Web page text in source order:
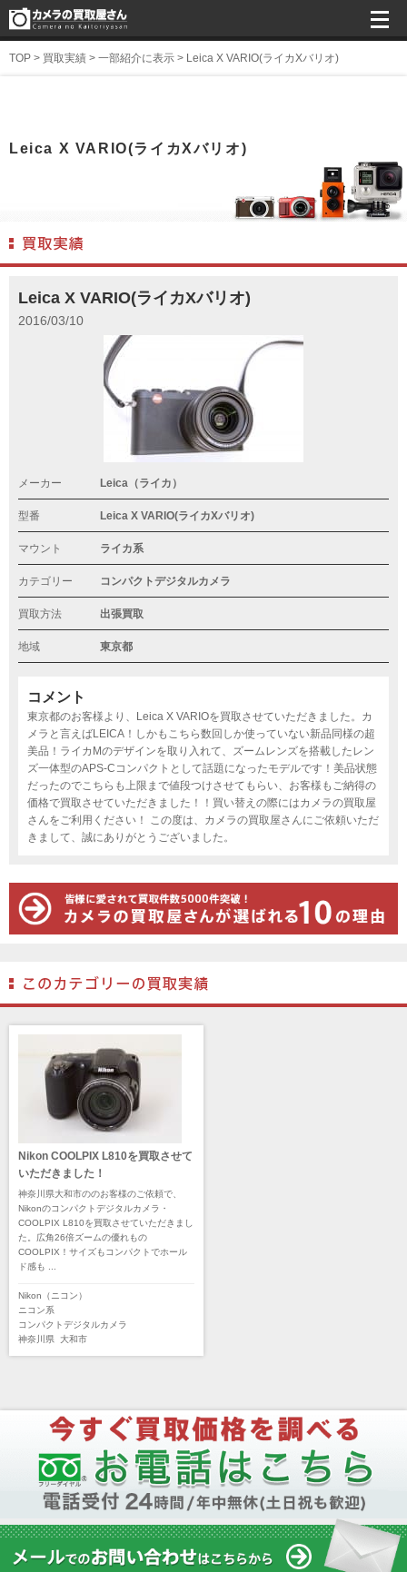
TOP > 買取実績 > 一部紹介に表示 > Leica X VARIO(ライカXバリオ)
Leica X VARIO(ライカXバリオ)
Leica X VARIO(ライカXバリオ)
2016/03/10
メーカー Leica（ライカ）
型番 Leica X VARIO(ライカXバリオ)
マウント ライカ系
カテゴリー コンパクトデジタルカメラ
買取方法 出張買取
地域 東京都
コメント
東京都のお客様より、Leica X VARIOを買取させていただきました。カ
メラと言えばLEICA！しかもこちら数回しか使っていない新品同様の超
美品！ライカMのデザインを取り入れて、ズームレンズを搭載したレン
ズ一体型のAPS-Cコンパクトとして話題になったモデルです！美品状態
だったのでこちらも上限まで値段つけさせてもらい、お客様もご納得の
価格で買取させていただきました！！買い替えの際にはカメラの買取屋
さんをご利用ください！ この度は、カメラの買取屋さんにご依頼いただ
きまして、誠にありがとうございました。
Nikon ‎COOLPIX L810を買取させて
いただきました！
神奈川県大和市ののお客様のご依頼で、
Nikonのコンパクトデジタルカメラ・
COOLPIX L810を買取させていただきまし
た。広角26倍ズームの優れもの
COOLPIX！サイズもコンパクトでホール
ド感も ...
Nikon（ニコン）
ニコン系
コンパクトデジタルカメラ
神奈川県
大和市